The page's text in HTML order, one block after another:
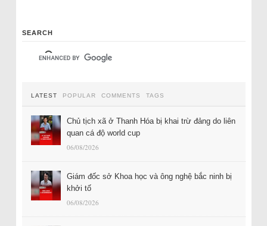
SEARCH
LATEST POPULAR COMMENTS TAGS
Chủ tịch xã ở Thanh Hóa bị khai trừ đảng do liên
quan cá độ world cup
06/08/2026
Giám đốc sở Khoa học và ông nghệ bắc ninh bị
khởi tố
06/08/2026